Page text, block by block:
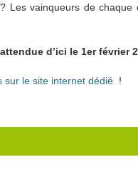
Les vainqueurs de chaque
d’ici le 1erfévrier
sur le site internet dédié !